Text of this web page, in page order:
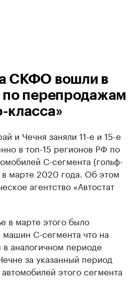
СКФО вошли в
по перепродажам
класса»
и Чечня заняли 11-е и 15-е
в топ-15 регионов РФ по
С-сегмента (гольф-
марте 2020 года. Об этом
агентство «Автостат
в марте этого было
С-сегмента что на
аналогичном периоде
за указанный период
этого сегмента